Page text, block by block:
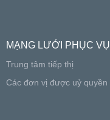
MẠNG LƯỚI PHỤC VỤ
Trung tâm tiếp thị
Các đơn vị được uỷ quyền